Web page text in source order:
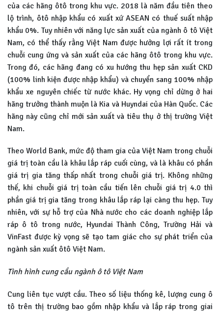
của các hãng ôtô trong khu vực. 2018 là năm đầu tiên theo
lộ trình, ôtô nhập khẩu có xuất xứ ASEAN có thuế suất nhập
khẩu 0%. Tuy nhiên với năng lực sản xuất của ngành ô tô Việt
Nam, có thể thấy rằng Việt Nam được hưởng lợi rất ít trong
chuỗi cung ứng và sản xuất của các hãng ôtô trong khu vực.
Trong đó, các hãng đang có xu hướng thu hẹp sản xuất CKD
(100% linh kiện được nhập khẩu) và chuyển sang 100% nhập
khẩu xe nguyên chiếc từ nước khác. Hy vọng chỉ dừng ở hai
hãng trưởng thành muộn là Kia và Huyndai của Hàn Quốc. Các
hãng này cũng chỉ mới sản xuất và tiêu thụ ở thị trường Việt
Nam.
Theo World Bank, mức độ tham gia của Việt Nam trong chuỗi
giá trị toàn cầu là khâu lắp ráp cuối cùng, và là khâu có phần
giá trị gia tăng thấp nhất trong chuỗi giá trị. Không những
thế, khi chuỗi giá trị toàn cầu tiến lên chuỗi giá trị 4.0 thì
phần giá trị gia tăng trong khâu lắp ráp lại càng thu hẹp. Tuy
nhiên, với sự hỗ trợ của Nhà nước cho các doanh nghiệp lắp
ráp ô tô trong nước, Hyundai Thành Công, Trường Hải và
VinFast được kỳ vọng sẽ tạo tam giác cho sự phát triển của
ngành sản xuất ôtô Việt Nam.
Tình hình cung cầu ngành ô tô Việt Nam
Cung liên tục vượt cầu. Theo số liệu thống kê, lượng cung ô
tô trên thị trường bao gồm nhập khẩu và lắp ráp trong giai